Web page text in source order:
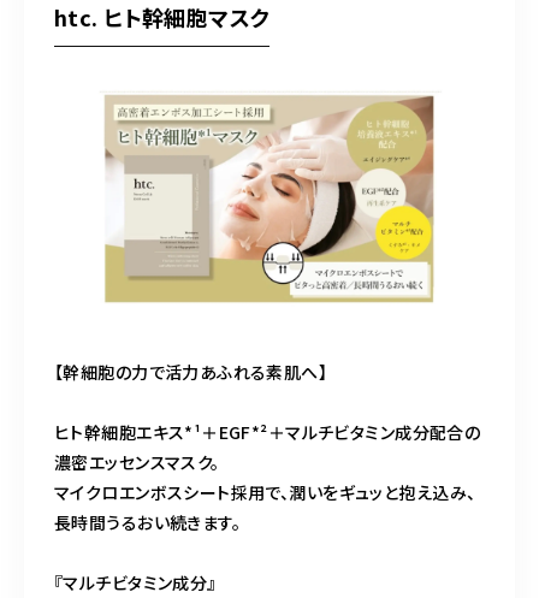
htc. ヒト幹細胞マスク
【幹細胞の力で活力あふれる素肌へ】
ヒト幹細胞エキス*¹＋EGF*²＋マルチビタミン成分配合の
濃密エッセンスマスク。
マイクロエンボスシート採用で、潤いをギュッと抱え込み、
長時間うるおい続きます。
『マルチビタミン成分』